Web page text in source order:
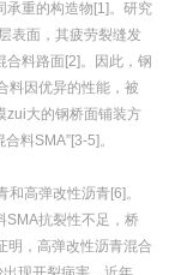
承重的构造物[1]。研究
表面，其疲劳裂缝发
合料路面[2]。因此，钢
料因优异的性能，被
zui大的钢桥面铺装方
料SMA”[3-5]。
高弹改性沥青[6]。
SMA抗裂性不足，桥
明，高弹改性沥青混合